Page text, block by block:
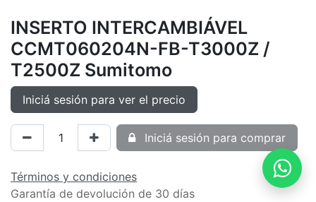
INSERTO INTERCAMBIÁVEL
CCMT060204N-FB-T3000Z /
T2500Z Sumitomo
Iniciá sesión para ver el precio
Iniciá sesión para comprar
Términos y condiciones
Garantía de devolución de 30 días